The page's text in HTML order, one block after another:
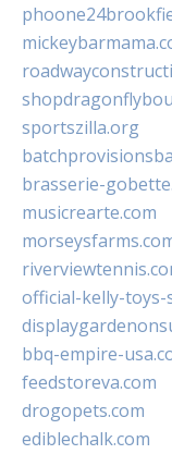
sportszilla.org
brasserie-
musicrearte.com
official-kelly-toys-
bbq-empire-
feedstoreva.com
drogopets.com
ediblechalk.com